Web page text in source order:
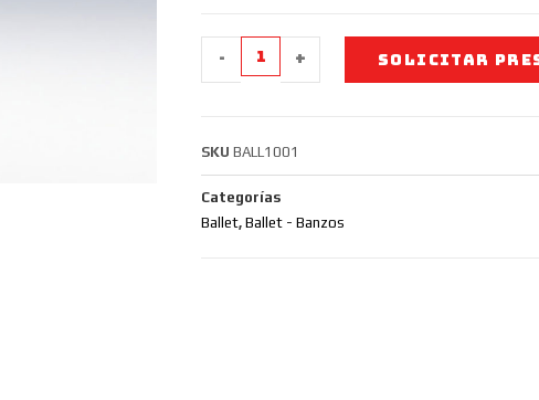
- + SOLICITAR
SKU BALL1001
Categorías
Ballet, Ballet - Banzos